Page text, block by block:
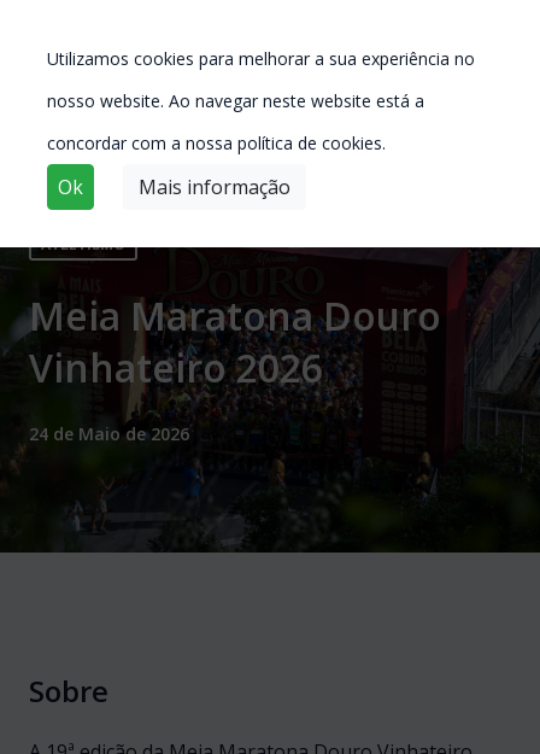
Utilizamos cookies para melhorar a sua experiência no
nosso website. Ao navegar neste website está a
concordar com a nossa política de cookies.
Ok Mais informação
ATLETISMO
Meia Maratona Douro
Vinhateiro 2026
24 de Maio de 2026
Sobre